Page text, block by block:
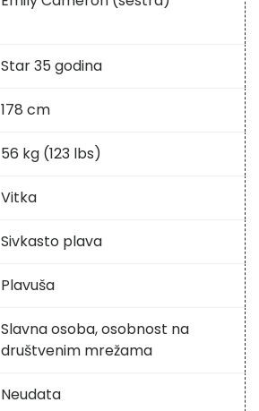
Star 35 godina
178 cm
56 kg (123 lbs)
Vitka
Sivkasto plava
Plavuša
Slavna osoba, osobnost na
društvenim mrežama
Neudata